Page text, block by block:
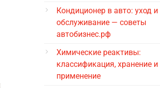
Кондиционер в авто: уход и
обслуживание — советы
автобизнес.рф
Химические реактивы:
классификация, хранение и
применение